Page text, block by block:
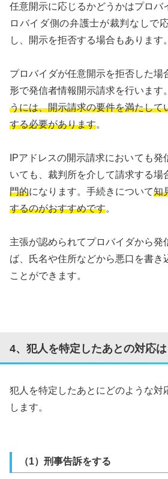
任意開示に応じるかどうかはプロバ
ロバイダ側の弁護士が裁判なしで
し、開示を拒否する場合もあります。
プロバイダが任意開示を拒否した場
形で発信者情報開示請求を行います。
うには、開示請求の要件を満たして
する必要があります。
IPアドレスの開示請求においても発
いても、裁判所を介して請求する場
門的になります。手続きについて知
するのがおすすめです。
主張が認められてプロバイダから発
ば、氏名や住所などから悪口を書き
ことができます。
4、犯人を特定したあとの対応は
犯人を特定したあとにどのような対
します。
（1）刑事告訴をする